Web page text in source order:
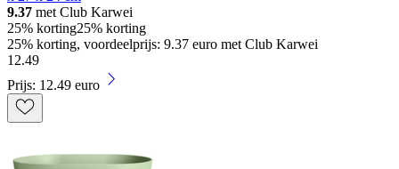
9.37 met Club Karwei
25% korting25% korting
25% korting, voordeelprijs: 9.37 euro met Club Karwei
12.49
Prijs: 12.49 euro